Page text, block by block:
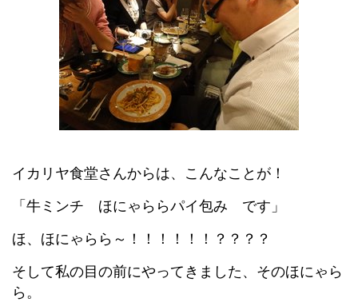
イカリヤ食堂さんからは、こんなことが！
「牛ミンチ ほにゃららパイ包み です」
ほ、ほにゃらら～！！！！！！？？？？
そして私の目の前にやってきました、そのほにゃら
ら。